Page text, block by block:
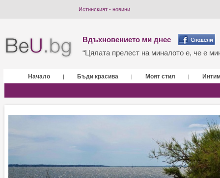
Истинският - новини
Вдъхновението ми днес
“Цялата прелест на миналото е, че е
Начало | Бъди красива | Моят стил |